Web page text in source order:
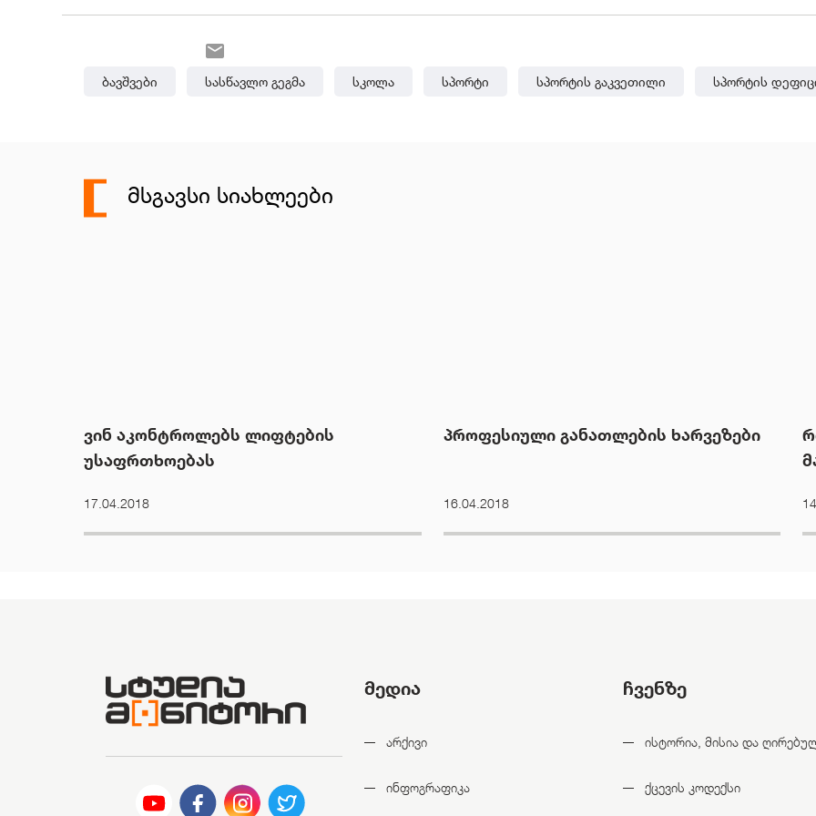
Ბავშვები Სასწავლო Გეგმა Სკოლა Სპორტი Სპორტის Გაკვეთილი Სპორტის
ᲛᲡᲒᲐᲕᲡᲘ ᲡᲘᲐᲮᲚᲔᲔᲑᲘ
ვინ აკონტროლებს ლიფტების
უსაფრთხოებას
17.04.2018
პროფესიული განათლების ხარვეზები
16.04.2018
მედია
არქივი
ინფოგრაფიკა
ჩვენზე
ისტორია, მისია და
ქცევის კოდექსი